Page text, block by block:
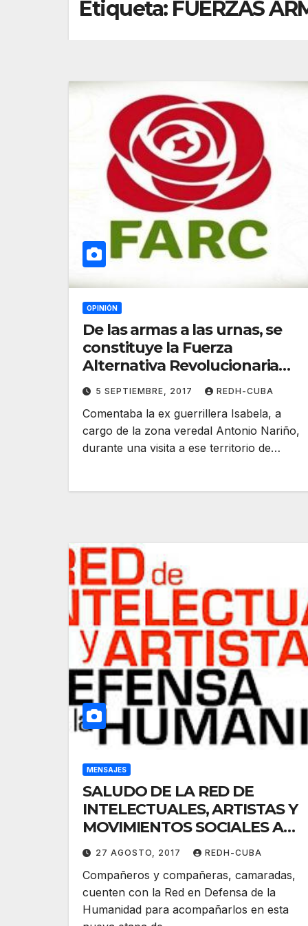
Etiqueta: FUERZAS
OPINIÓN
De las armas a las urnas, se
constituye la Fuerza
Alternativa Revolucionaria
del Común (FARC). Katu
Arkonada
5 SEPTIEMBRE, 2017 REDH-CUBA
Comentaba la ex guerrillera Isabela, a
cargo de la zona veredal Antonio Nariño,
durante una visita a ese territorio de…
MENSAJES
SALUDO DE LA RED DE
INTELECTUALES, ARTISTAS Y
MOVIMIENTOS SOCIALES AL
CONGRESO DE LAS FUERZAS
ARMADAS
REVOLUCIONARIAS DE
COLOMBIA FARC-EP
27 AGOSTO, 2017 REDH-CUBA
Compañeros y compañeras, camaradas,
cuenten con la Red en Defensa de la
Humanidad para acompañarlos en esta